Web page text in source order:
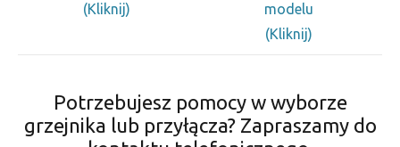
(Kliknij)
modelu
(Kliknij)
Potrzebujesz pomocy w wyborze
grzejnika lub przyłącza? Zapraszamy do